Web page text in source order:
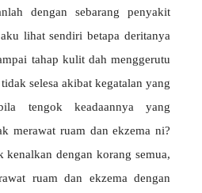
dengan sebarang penyakit
lihat sendiri betapa deritanya
tahap kulit dah menggerutu
selesa akibat kegatalan yang
tengok keadaannya yang
merawat ruam dan ekzema ni?
kenalkan dengan korang semua,
ruam dan ekzema dengan